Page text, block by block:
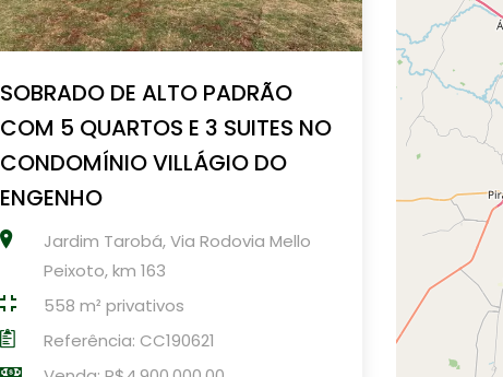
SOBRADO DE ALTO PADRÃO
COM 5 QUARTOS E 3 SUITES NO
CONDOMÍNIO VILLÁGIO DO
ENGENHO
Jardim Tarobá, Via Rodovia Mello
Peixoto, km 163
558 m² privativos
Referência: CC190621